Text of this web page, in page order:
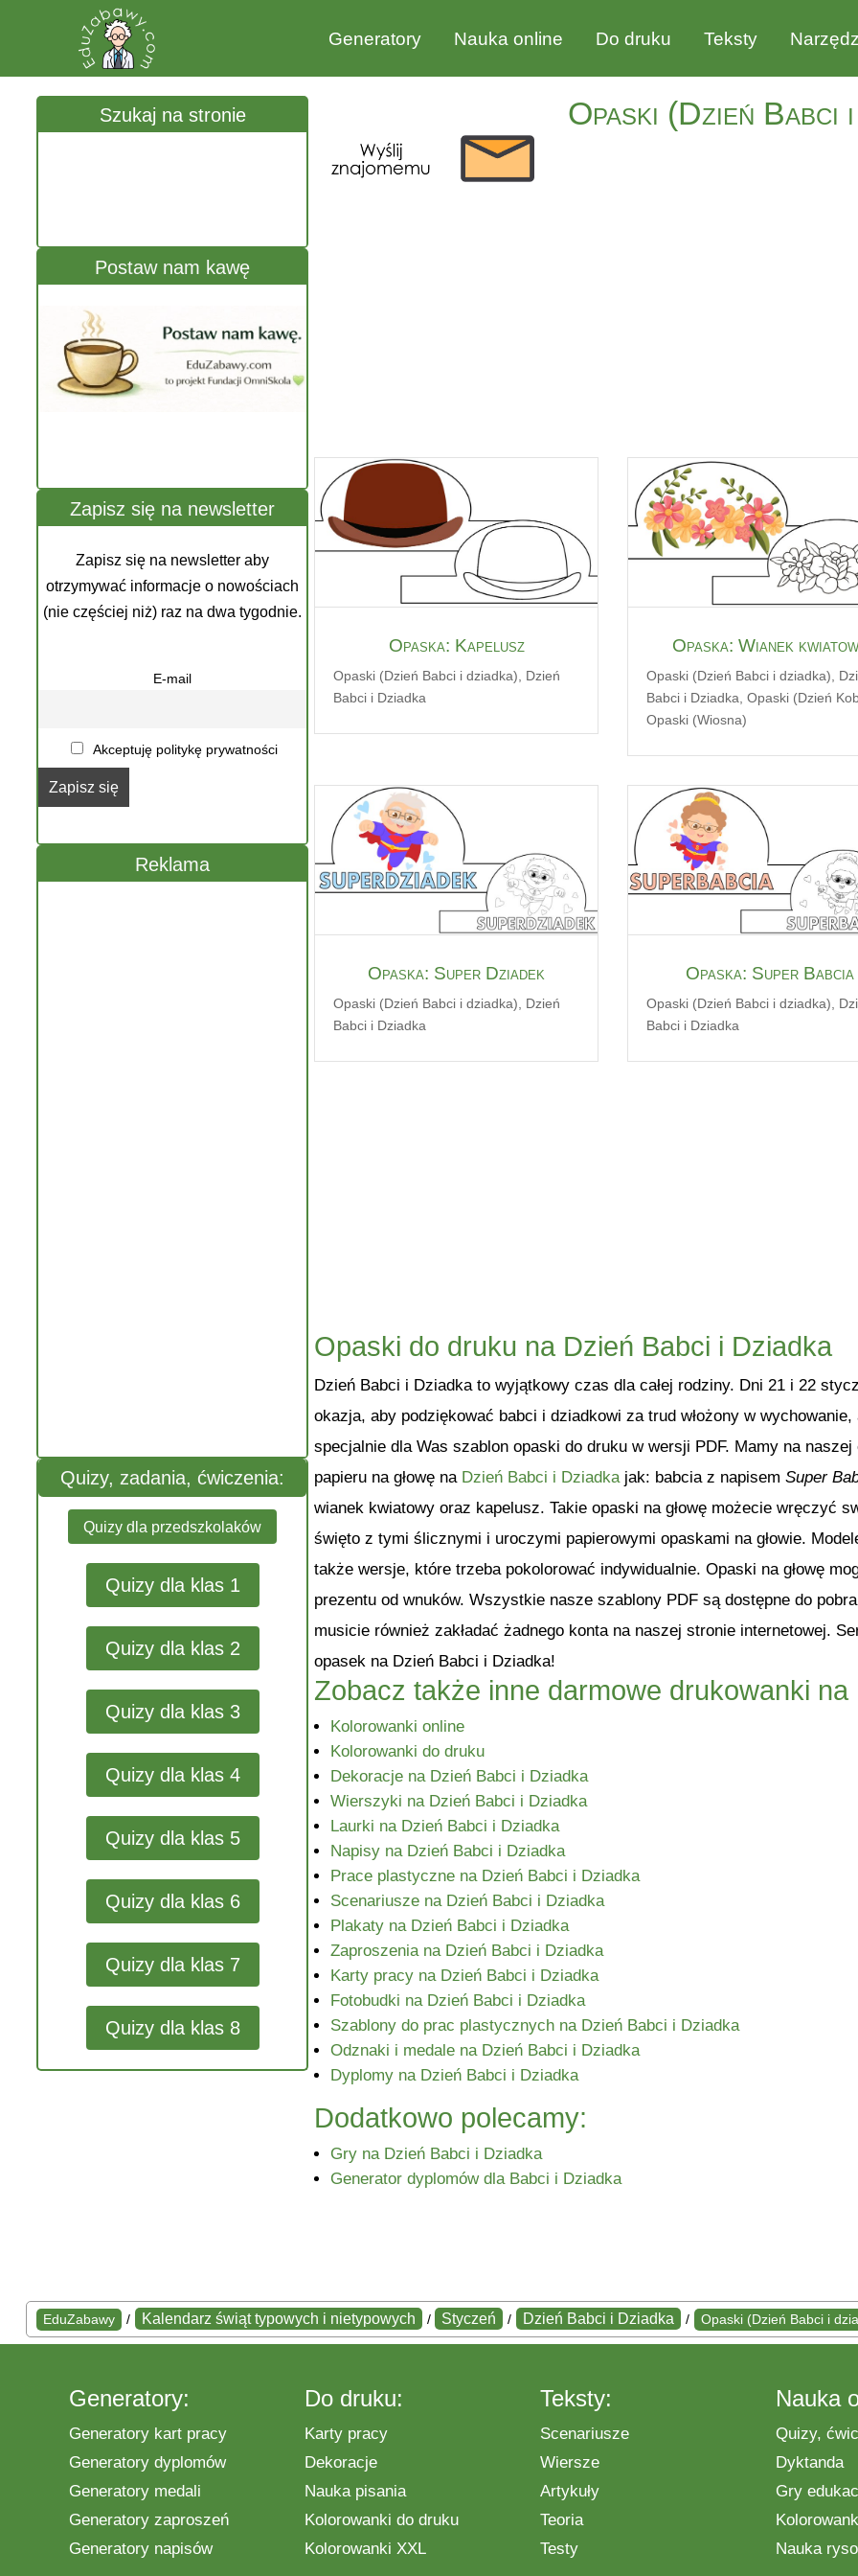
Generatory Nauka online Do druku Teksty
Szukaj na stronie
Postaw nam kawę
Zapisz się na newsletter
Zapisz się na newsletter aby
otrzymywać informacje o nowościach
(nie częściej niż) raz na dwa tygodnie.
E-mail
Akceptuję politykę prywatności
Reklama
Quizy, zadania, ćwiczenia:
Quizy dla przedszkolaków
Quizy dla klas 1
Quizy dla klas 2
Quizy dla klas 3
Quizy dla klas 4
Quizy dla klas 5
Quizy dla klas 6
Quizy dla klas 7
Quizy dla klas 8
Opaski (Dzień Babci
Opaska: Kapelusz
Opaski (Dzień Babci i dziadka)
Dzień
Babci i Dziadka
Opaska: Wianek
Opaski (Dzień Babci i dziadka)
Babci i Dziadka ,Opaski (Dzień
Opaski (Wiosna)
Opaska: Super Dziadek
Opaski (Dzień Babci i dziadka)
Dzień
Babci i Dziadka
Opaska: Super Babcia
Opaski (Dzień Babci i dziadka)
Babci i Dziadka
Opaski do druku na Dzień Babci i Dziadka
Dzień Babci i Dziadka to wyjątkowy czas dla całej rodziny. Dni 21 i 22
okazja, aby podziękować babci i dziadkowi za trud włożony w
specjalnie dla Was szablon opaski do druku w wersji PDF. Mamy na
papieru na głowę na Dzień Babci i Dziadkajak: babcia z napisem Super
wianek kwiatowy oraz kapelusz. Takie opaski na głowę możecie wręczyć
święto z tymi ślicznymi i uroczymi papierowymi opaskami na głowie.
także wersje, które trzeba pokolorować indywidualnie. Opaski na głowę
prezentu od wnuków. Wszystkie nasze szablony PDF są dostępne do
musicie również zakładać żadnego konta na naszej stronie internetowej.
opasek na Dzień Babci i Dziadka!
Zobacz także inne darmowe drukowanki
Kolorowanki online
Kolorowanki do druku
Dekoracje na Dzień Babci i Dziadka
Wierszyki na Dzień Babci i Dziadka
Laurki na Dzień Babci i Dziadka
Napisy na Dzień Babci i Dziadka
Prace plastyczne na Dzień Babci i Dziadka
Scenariusze na Dzień Babci i Dziadka
Plakaty na Dzień Babci i Dziadka
Zaproszenia na Dzień Babci i Dziadka
Karty pracy na Dzień Babci i Dziadka
Fotobudki na Dzień Babci i Dziadka
Szablony do prac plastycznych na Dzień Babci i Dziadka
Odznaki i medale na Dzień Babci i Dziadka
Dyplomy na Dzień Babci i Dziadka
Dodatkowo polecamy:
Gry na Dzień Babci i Dziadka
Generator dyplomów dla Babci i Dziadka
EduZabawy / Kalendarz świąt typowych i nietypowych / Styczeń / Dzień Babci i Dziadka / Opaski (Dzień Babci i
Generatory:
Generatory kart pracy
Generatory dyplomów
Generatory medali
Generatory zaproszeń
Generatory napisów
Do druku:
Karty pracy
Dekoracje
Nauka pisania
Kolorowanki do druku
Kolorowanki XXL
Teksty:
Scenariusze
Wiersze
Artykuły
Teoria
Testy
Nauka
Quizy,
Dyktanda
Gry
Nauka